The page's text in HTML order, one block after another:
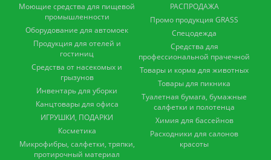
Моющие средства для пищевой
промышленности
Оборудование для автомоек
Продукция для отелей и
гостиниц
Средства от насекомых и
грызунов
Инвентарь для уборки
Канцтовары для офиса
ИГРУШКИ, ПОДАРКИ
Косметика
Микрофибры, салфетки, тряпки,
протирочный материал
РАСПРОДАЖА
Промо продукция GRASS
Спецодежда
Средства для
профессиональной прачечной
Товары и корма для животных
Товары для пикника
Туалетная бумага, бумажные
салфетки и полотенца
Химия для бассейнов
Расходники для салонов
красоты